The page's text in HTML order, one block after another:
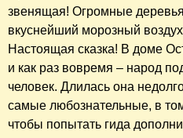
звенящая! Огромные
вкуснейший морозный
Настоящая сказка! В доме
и как раз вовремя – народ
человек. Длилась она
самые любознательные, в
чтобы попытать гида